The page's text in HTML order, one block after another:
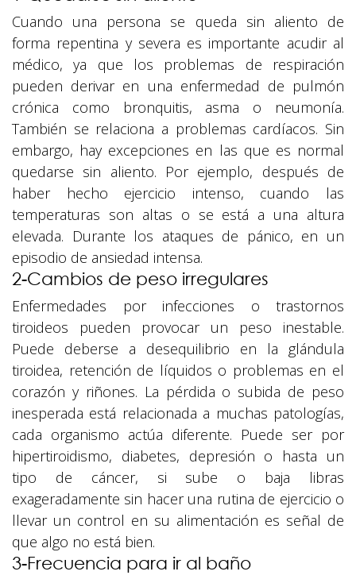
Cuando una persona se queda sin aliento de
forma repentina y severa es importante acudir al
médico, ya que los problemas de respiración
pueden derivar en una enfermedad de pulmón
crónica como bronquitis, asma o neumonía.
También se relaciona a problemas cardíacos. Sin
embargo, hay excepciones en las que es normal
quedarse sin aliento. Por ejemplo, después de
haber hecho ejercicio intenso, cuando las
temperaturas son altas o se está a una altura
elevada. Durante los ataques de pánico, en un
episodio de ansiedad intensa.
2-Cambios de peso irregulares
Enfermedades por infecciones o trastornos
tiroideos pueden provocar un peso inestable.
Puede deberse a desequilibrio en la glándula
tiroidea, retención de líquidos o problemas en el
corazón y riñones. La pérdida o subida de peso
inesperada está relacionada a muchas patologías,
cada organismo actúa diferente. Puede ser por
hipertiroidismo, diabetes, depresión o hasta un
tipo de cáncer, si sube o baja libras
exageradamente sin hacer una rutina de ejercicio o
llevar un control en su alimentación es señal de
que algo no está bien.
3-Frecuencia para ir al baño